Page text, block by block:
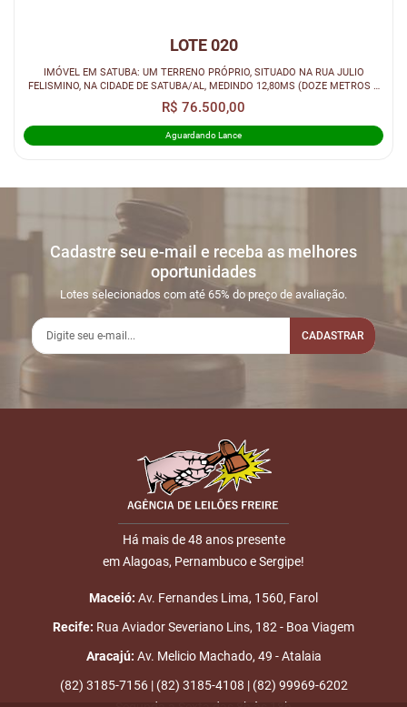
LOTE 020
IMÓVEL EM SATUBA: UM TERRENO PRÓPRIO, SITUADO NA RUA JULIO
FELISMINO, NA CIDADE DE SATUBA/AL, MEDINDO 12,80MS (DOZE METROS E
OITENTA CENTÍME...
R$ 76.500,00
Aguardando Lance
Cadastre seu e-mail e receba as melhores
oportunidades
Lotes selecionados com até 65% do preço de avaliação.
CADASTRAR
Há mais de 48 anos presente
em Alagoas, Pernambuco e Sergipe!
Maceió: Av. Fernandes Lima, 1560, Farol
Recife: Rua Aviador Severiano Lins, 182 - Boa Viagem
Aracajú: Av. Melicio Machado, 49 - Atalaia
(82) 3185-7156 | (82) 3185-4108 | (82) 99969-6202